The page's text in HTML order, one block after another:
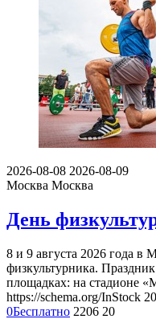
2026-08-08 2026-08-09
Москва Москва
День
8 и 9 августа 2026 года в
физкультурника.
площадках: на стадионе
https://schema.org/InStock
0Бесплатно 2206 20